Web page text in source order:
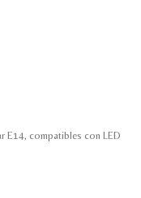
E14, compatibles con LED